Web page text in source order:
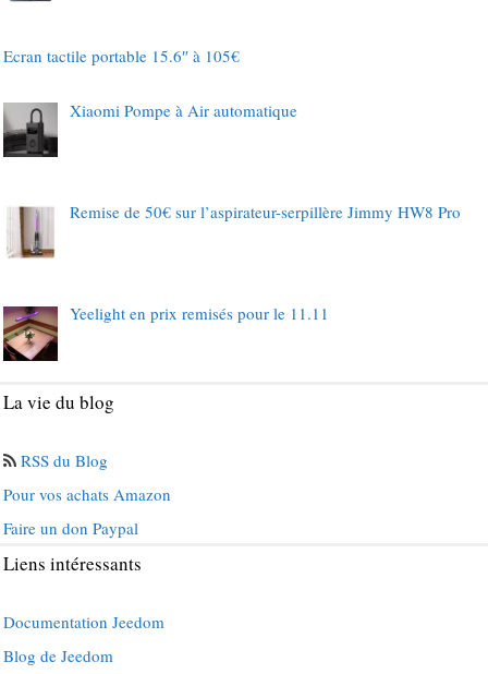
Ecran tactile portable 15.6″ à 105€
Xiaomi Pompe à Air automatique
Remise de 50€ sur l’aspirateur-serpillère Jimmy HW8 Pro
Yeelight en prix remisés pour le 11.11
La vie du blog
RSS du Blog
Pour vos achats Amazon
Faire un don Paypal
Liens intéressants
Documentation Jeedom
Blog de Jeedom